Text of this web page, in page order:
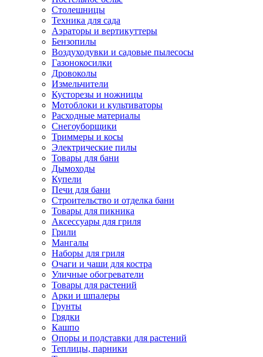
Столешницы
Техника для сада
Аэраторы и вертикуттеры
Бензопилы
Воздуходувки и садовые пылесосы
Газонокосилки
Дровоколы
Измельчители
Кусторезы и ножницы
Мотоблоки и культиваторы
Расходные материалы
Снегоуборщики
Триммеры и косы
Электрические пилы
Товары для бани
Дымоходы
Купели
Печи для бани
Строительство и отделка бани
Товары для пикника
Аксессуары для гриля
Грили
Мангалы
Наборы для гриля
Очаги и чаши для костра
Уличные обогреватели
Товары для растений
Арки и шпалеры
Грунты
Грядки
Кашпо
Опоры и подставки для растений
Теплицы, парники